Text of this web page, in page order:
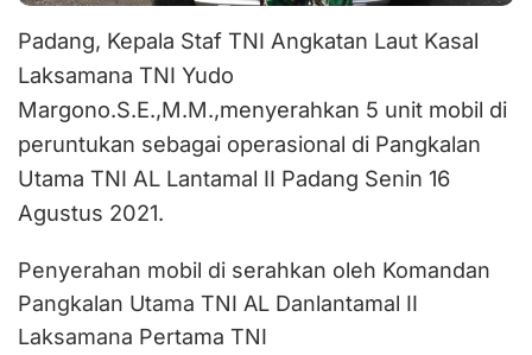
Padang, Kepala Staf TNI Angkatan Laut Kasal
Laksamana TNI Yudo
Margono.S.E.,M.M.,menyerahkan 5 unit mobil di
peruntukan sebagai operasional di Pangkalan
Utama TNI AL Lantamal II Padang Senin 16
Agustus 2021.
Penyerahan mobil di serahkan oleh Komandan
Pangkalan Utama TNI AL Danlantamal II
Laksamana Pertama TNI